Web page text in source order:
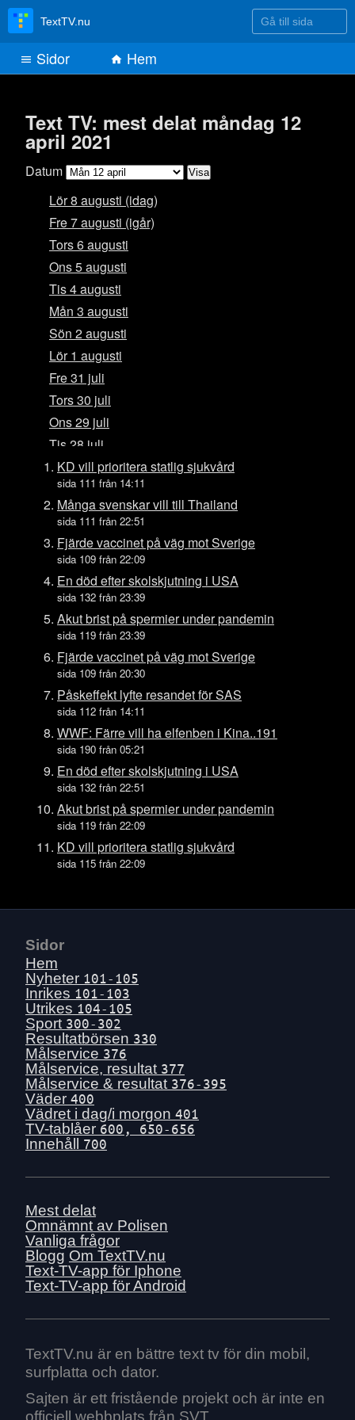
Text TV: mest delat måndag 12
april 2021
Datum
Lör 8 augusti (idag)
Fre 7 augusti (igår)
Tors 6 augusti
Ons 5 augusti
Tis 4 augusti
Mån 3 augusti
Sön 2 augusti
Lör 1 augusti
Fre 31 juli
Tors 30 juli
Ons 29 juli
Tis 28 juli
Mån 27 juli
Sön 26 juli
Lör 25 juli
Tors 23 juli
Ons 22 juli
Tis 21 juli
Mån 20 juli
Sön 19 juli
Lör 18 juli
Fre 17 juli
Tors 16 juli
Ons 15 juli
Tis 14 juli
Mån 13 juli
Lör 11 juli
Fre 10 juli
Tors 9 juli
Tis 7 juli
Sön 5 juli
Lör 4 juli
Fre 3 juli
Tors 2 juli
Ons 1 juli
Tis 30 juni
Mån 29 juni
Sön 28 juni
Lör 27 juni
Fre 26 juni
Tors 25 juni
Tis 23 juni
Mån 22 juni
Sön 21 juni
Lör 20 juni
Ons 17 juni
Tis 16 juni
Mån 15 juni
KD vill prioritera statlig sjukvård
sida 111 från 14:11
Många svenskar vill till Thailand
sida 111 från 22:51
Fjärde vaccinet på väg mot Sverige
sida 109 från 22:09
En död efter skolskjutning i USA
sida 132 från 23:39
Akut brist på spermier under pandemin
sida 119 från 23:39
Fjärde vaccinet på väg mot Sverige
sida 109 från 20:30
Påskeffekt lyfte resandet för SAS
sida 112 från 14:11
WWF: Färre vill ha elfenben i Kina..191
sida 190 från 05:21
En död efter skolskjutning i USA
sida 132 från 22:51
Akut brist på spermier under pandemin
sida 119 från 22:09
KD vill prioritera statlig sjukvård
sida 115 från 22:09
TextTV.nu Gå till sida
Sidor Hem
Sidor
Hem
Nyheter 101-105
Inrikes 101-103
Utrikes 104-105
Sport 300-302
Resultatbörsen 330
Målservice 376
Målservice, resultat 377
Målservice & resultat 376-395
Väder 400
Vädret i dag/i morgon 401
TV-tablåer 600, 650-656
Innehåll 700
Mest delat
Omnämnt av Polisen
Vanliga frågor
Blogg Om TextTV.nu
Text-TV-app för Iphone
Text-TV-app för Android
TextTV.nu är en bättre text tv för din mobil,
surfplatta och dator.
Sajten är ett fristående projekt och är inte en
officiell webbplats från SVT.